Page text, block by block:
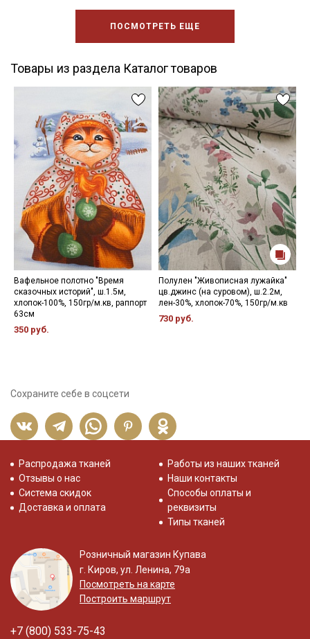
ПОСМОТРЕТЬ ЕЩЕ
Товары из раздела Каталог товаров
Вафельное полотно "Время
сказочных историй", ш.1.5м,
хлопок-100%, 150гр/м.кв, раппорт
63см
350 руб.
Полулен "Живописная лужайка"
цв.джинс (на суровом), ш.2.2м,
лен-30%, хлопок-70%, 150гр/м.кв
730 руб.
Сохраните себе в соцсети
Распродажа тканей
Отзывы о нас
Система скидок
Доставка и оплата
Работы из наших тканей
Наши контакты
Способы оплаты и
реквизиты
Типы тканей
Розничный магазин Купава
г. Киров, ул. Ленина, 79а
Посмотреть на карте
Построить маршрут
+7 (800) 533-75-43